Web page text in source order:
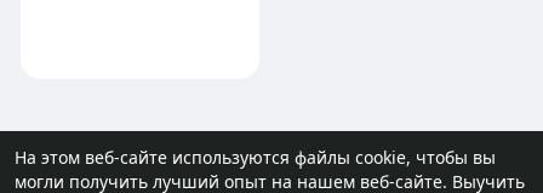
На этом веб-сайте используются файлы cookie, чтобы вы
могли получить лучший опыт на нашем веб-сайте. Выучить
© 2026 molodost.bz